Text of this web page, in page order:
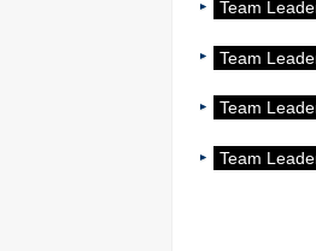
Team
Team
Team
Team